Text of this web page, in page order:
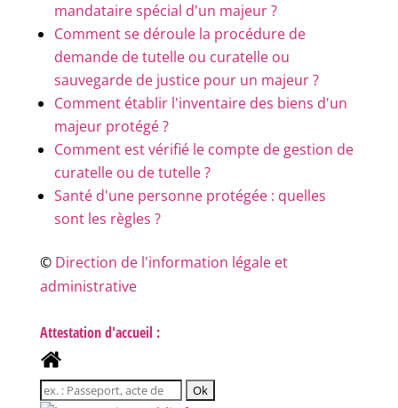
mandataire spécial d'un majeur ?
Comment se déroule la procédure de
demande de tutelle ou curatelle ou
sauvegarde de justice pour un majeur ?
Comment établir l'inventaire des biens d'un
majeur protégé ?
Comment est vérifié le compte de gestion de
curatelle ou de tutelle ?
Santé d'une personne protégée : quelles
sont les règles ?
© Direction de l'information légale et
administrative
Attestation d'accueil :